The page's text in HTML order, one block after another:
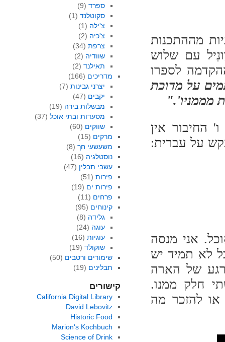
מההתכנות
עם שלוש
לספרו
על מדוכת
מממניו'."
החיבור אין
על עברית:
אני מנסה
לא תמיד יש
של הארה
חלק ממנו.
או להזכר מה
ספרד (9)
סקוטלנד (1)
צ'ילה (1)
צ'כיה (2)
צרפת (34)
שוודיה (2)
תאילנד (2)
מדריכים (166)
יצרני גבינות (7)
יקבים (47)
מבשלות בירה (19)
מסעדות ובתי אוכל (37)
שווקים (60)
מרקים (15)
משעשעי חך(8)
נוסטלגיה (16)
עשבי תבלין (47)
פירות(51)
פירות ים (19)
פרחים (11)
קינוחים (95)
גלידה (8)
עוגה (24)
עוגיות (16)
שוקולד (19)
שימורים ורטבים (50)
תבלינים (19)
קישורים
California Digital Library
David Lebovitz
Historic Food
Marion's Kochbuch
Science of Drink